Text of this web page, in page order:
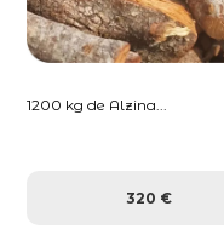
1200 kg de Alzina...
320 €